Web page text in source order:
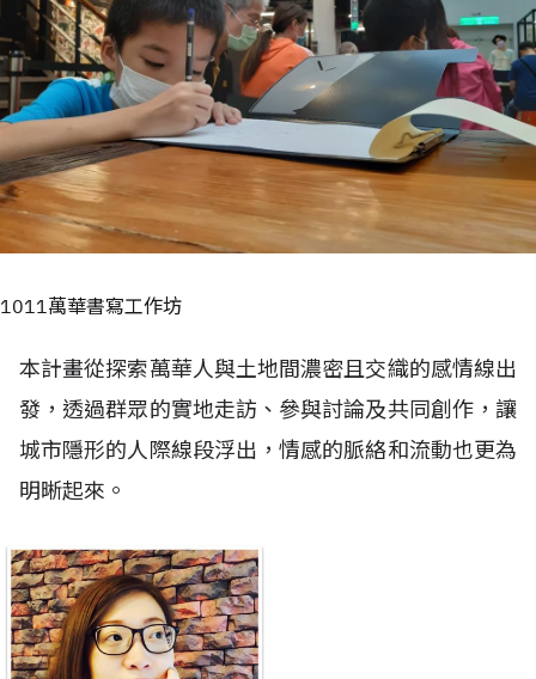
1011萬華書寫工作坊
本計畫從探索萬華人與土地間濃密且交織的感情線出
發，透過群眾的實地走訪、參與討論及共同創作，讓
城市隱形的人際線段浮出，情感的脈絡和流動也更為
明晰起來。